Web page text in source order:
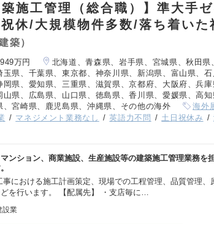
築施工管理（総合職）】準大手
休/大規模物件多数/落ち着いた
築）
万円
北海道、青森県、岩手県、宮城県、秋田
玉県、千葉県、東京都、神奈川県、新潟県、富山県、
岡県、愛知県、三重県、滋賀県、京都府、大阪府、兵
山県、広島県、山口県、徳島県、香川県、愛媛県、高知
、宮崎県、鹿児島県、沖縄県、その他の海外
海外
マネジメント業務なし 英語力不問 土日祝休み
ンション、商業施設、生産施設等の建築施工管理業務を
事における施工計画策定、現場での工程管理、品質管理、
を行います。 【配属先】 ・支店毎に…
設業